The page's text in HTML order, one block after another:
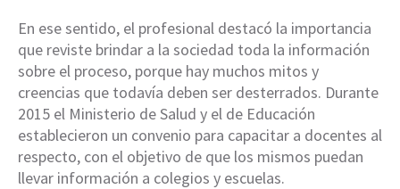
En ese sentido, el profesional destacó la importancia
que reviste brindar a la sociedad toda la información
sobre el proceso, porque hay muchos mitos y
creencias que todavía deben ser desterrados. Durante
2015 el Ministerio de Salud y el de Educación
establecieron un convenio para capacitar a docentes al
respecto, con el objetivo de que los mismos puedan
llevar información a colegios y escuelas.